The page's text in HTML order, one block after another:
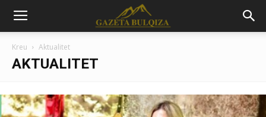
Kreu Aktualitet
AKTUALITET